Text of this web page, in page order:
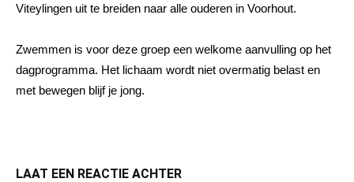
Viteylingen uit te breiden naar alle ouderen in Voorhout.
Zwemmen is voor deze groep een welkome aanvulling op het
dagprogramma. Het lichaam wordt niet overmatig belast en
met bewegen blijf je jong.
LAAT EEN REACTIE ACHTER